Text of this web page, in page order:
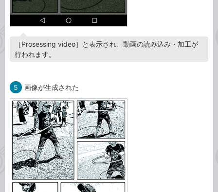
［Prosessing video］と表示され、動画の読み込み・加工が
行われます。
5 画像が生成された